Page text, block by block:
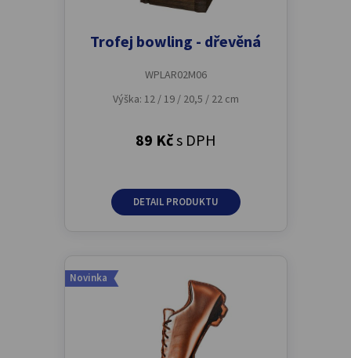
Trofej bowling - dřevěná
WPLAR02M06
Výška: 12 / 19 / 20,5 / 22 cm
89 Kčs DPH
DETAIL PRODUKTU
Novinka